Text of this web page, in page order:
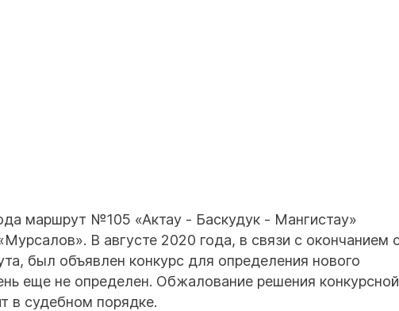
маршрут №105 «Актау - Баскудук - Мангистау»
В августе 2020 года, в связи с окончанием
был объявлен конкурс для определения нового
еще не определен. Обжалование решения конкурсной
в судебном порядке.